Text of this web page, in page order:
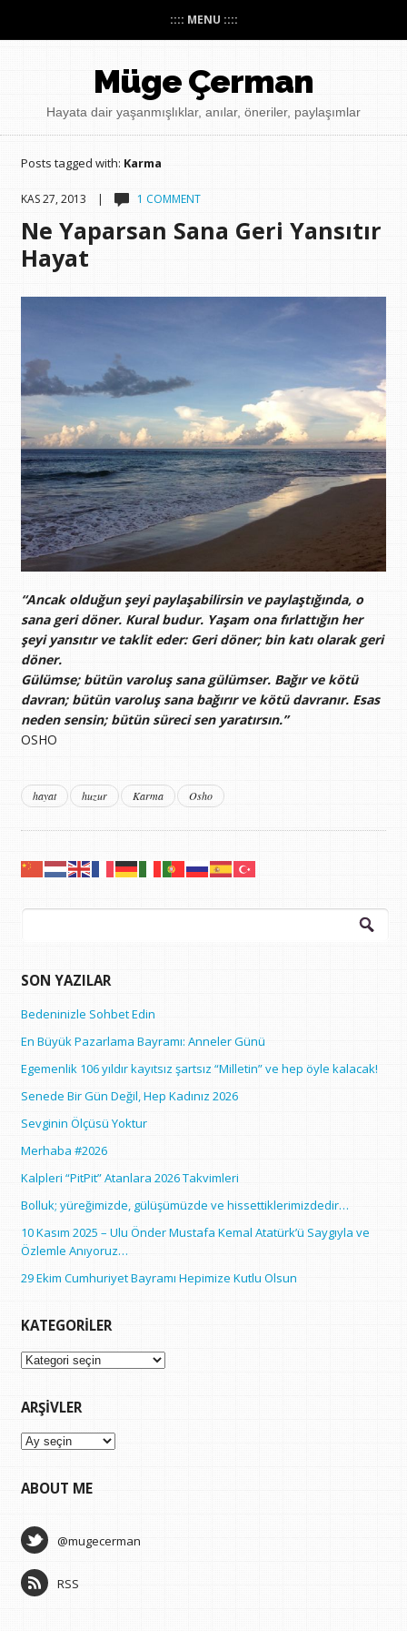
:::: MENU ::::
Müge Çerman
Hayata dair yaşanmışlıklar, anılar, öneriler, paylaşımlar
Posts tagged with: Karma
KAS 27, 2013 | 1 COMMENT
Ne Yaparsan Sana Geri Yansıtır
Hayat
“Ancak olduğun şeyi paylaşabilirsin ve paylaştığında, o
sana geri döner. Kural budur. Yaşam ona fırlattığın her
şeyi yansıtır ve taklit eder: Geri döner; bin katı olarak geri
döner.
Gülümse; bütün varoluş sana gülümser. Bağır ve kötü
davran; bütün varoluş sana bağırır ve kötü davranır. Esas
neden sensin; bütün süreci sen yaratırsın.”
OSHO
hayat huzur Karma Osho
Arama:
SON YAZILAR
Bedeninizle Sohbet Edin
En Büyük Pazarlama Bayramı: Anneler Günü
Egemenlik 106 yıldır kayıtsız şartsız “Milletin” ve hep öyle kalacak!
Senede Bir Gün Değil, Hep Kadınız 2026
Sevginin Ölçüsü Yoktur
Merhaba #2026
Kalpleri “PitPit” Atanlara 2026 Takvimleri
Bolluk; yüreğimizde, gülüşümüzde ve hissettiklerimizdedir…
10 Kasım 2025 – Ulu Önder Mustafa Kemal Atatürk’ü Saygıyla ve
Özlemle Anıyoruz…
29 Ekim Cumhuriyet Bayramı Hepimize Kutlu Olsun
KATEGORILER
Kategoriler
ARŞIVLER
Arşivler
ABOUT ME
@mugecerman
RSS